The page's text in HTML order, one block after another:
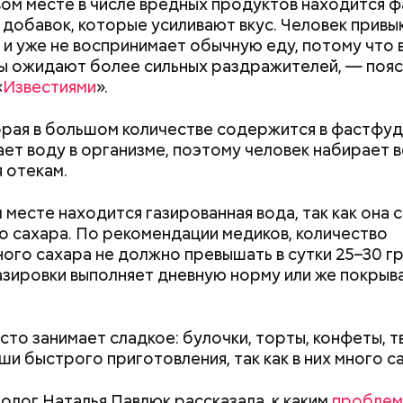
которые усиливают вкус. Человек
уже не воспринимает обычную еду, потому что
ожидают более сильных раздражителей, —
Известиями».
в большом количестве содержится в
воду в организме, поэтому человек набирает
отекам.
находится газированная вода, так как она
сахара. По рекомендации медиков, количество
сахара не должно превышать в сутки 25–30
выполняет дневную норму или же
занимает сладкое: булочки, торты, конфеты,
быстрого приготовления, так как в них много
укрепляет кости, зубы, волосы и ногти и
действие;
С — работает как антиоксидант,
выработке соединительной ткани, улучшает
— достаточно нежная и забирает излишки
сахара и соли тяжелых металлов;
кислота (в большом количестве) — она
женщинам, чтобы формировалась нервная
стресса он держит сосуды под контролем и
более 300 реакций нашего организма. Также
спазмы, — пояснила Соломатина.
Диетолог
не рекомендован, достаточно 50–100 грамм
день. Но отмечу, что при термообработке
Как получить до 100 тысяч
рублей от государства при
Как узнать,
реновации в